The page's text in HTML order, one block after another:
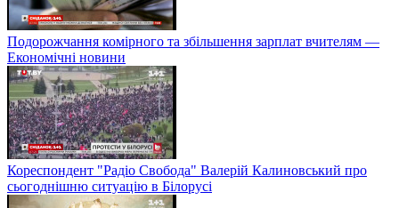
Подорожчання комірного та збільшення зарплат вчителям —
Економічні новини
Кореспондент "Радіо Свобода" Валерій Калиновський про
сьогоднішню ситуацію в Білорусі